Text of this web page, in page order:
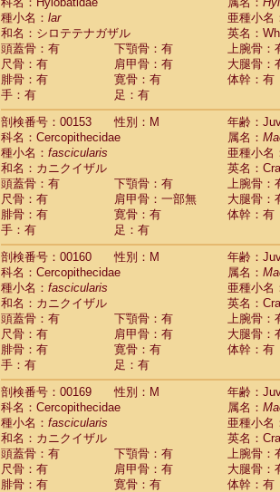
種小名： lar
亜種小名
和名：シロテテナガザル
英名：
頭蓋骨：有
下顎骨：有
上腕骨：
尺骨：有
肩甲骨：有
大腿骨：
腓骨：有
寛骨：有
体幹：有
手：有
足：有
剖検番号：00153
性別：M
年齢：
科名：Cercopithecidae
属名：
種小名： fascicularis
亜種小名
和名：カニクイザル
英名：
頭蓋骨：有
下顎骨：有
上腕骨：
尺骨：有
肩甲骨：一部無
大腿骨：
腓骨：有
寛骨：有
体幹：有
手：有
足：有
剖検番号：00160
性別：M
年齢：
科名：Cercopithecidae
属名：
種小名： fascicularis
亜種小名
和名：カニクイザル
英名：
頭蓋骨：有
下顎骨：有
上腕骨：
尺骨：有
肩甲骨：有
大腿骨：
腓骨：有
寛骨：有
体幹：有
手：有
足：有
剖検番号：00169
性別：M
年齢：
科名：Cercopithecidae
属名：
種小名： fascicularis
亜種小名
和名：カニクイザル
英名：
頭蓋骨：有
下顎骨：有
上腕骨：
尺骨：有
肩甲骨：有
大腿骨：
腓骨：有
寛骨：有
体幹：有